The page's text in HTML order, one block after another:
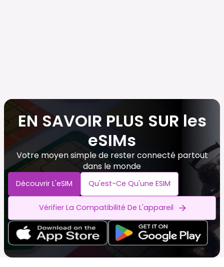
EN SAVOIR PLUS SUR les
eSIMs
Votre moyen simple de rester connecté partout
dans le monde
Découvrir L'eSIM Qu'est-Ce Qu'une ESIM
Vérifier La Compatibilité De L'appareil